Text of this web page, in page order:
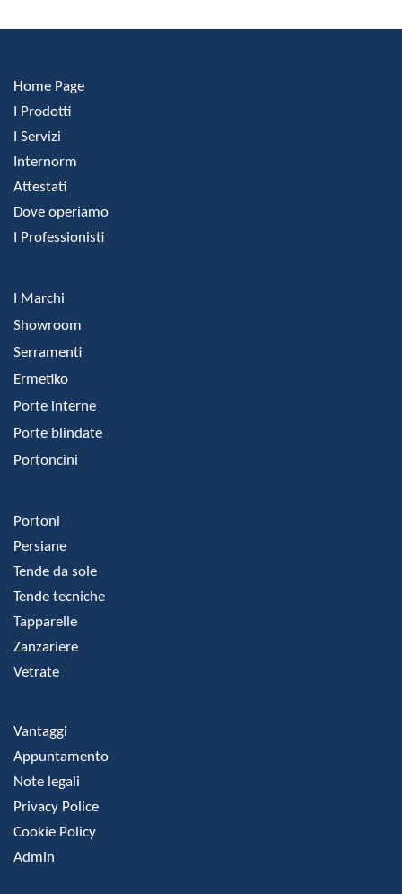
Home Page
I Prodotti
I Servizi
Internorm
Attestati
Dove operiamo
I Professionisti
I Marchi
Showroom
Serramenti
Ermetiko
Porte interne
Porte blindate
Portoncini
Portoni
Persiane
Tende da sole
Tende tecniche
Tapparelle
Zanzariere
Vetrate
Vantaggi
Appuntamento
Note legali
Privacy Police
Cookie Policy
Admin